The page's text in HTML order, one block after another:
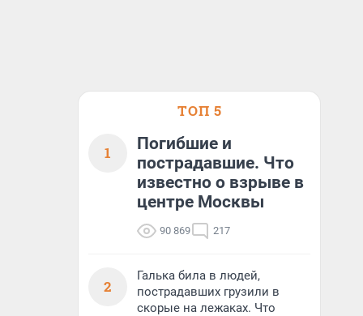
ТОП 5
1
Погибшие и
пострадавшие. Что
известно о взрыве в
центре Москвы
90 869 217
2
Галька била в людей,
пострадавших грузили в
скорые на лежаках. Что